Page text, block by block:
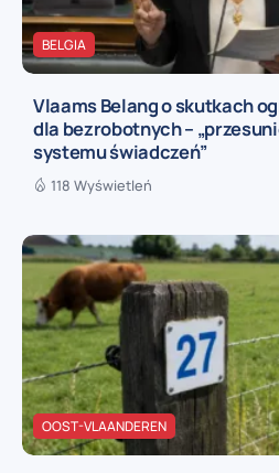
BELGIA
Vlaams Belang o skutkach
dla bezrobotnych –
systemu świadczeń”
118 Wyświetleń
OOST-VLAANDEREN